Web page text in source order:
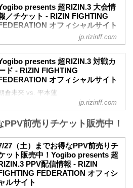
presents 超RIZIN.3 大会情
／チケット - RIZIN FIGHTING
オフィシャルサイト
未来vs平本蓮
youtu.be
presents 超RIZIN.3 大会概要
2024年7月28日（日）12:00開場／14:00開
〜20:00頃
定時間が前後することがありますので
了承ください。
会場
さいたまスーパーアリーナ
京浜東北線・JR上野東京ライン（宇都
jp.rizinff.com
presents 超RIZIN.3 対戦カ
ド - RIZIN FIGHTING
FEDERATION オフィシャルサイト
倉未来 vs. 平本蓮
RIZIN MMAルール：5分3R（66.0kg）
倉未来 vs. 平本蓮
久保博正 vs. 神龍誠
扇久保博正 vs. 神龍誠
藤裕 vs. 久保優太
MMAルール：5分3R（66.0kg）
藤裕 vs. 久保優太
所英男 vs. ヒロヤ
jp.rizinff.com
前売りチケット販売中！
27（土）までお得なPPV前売りチ
ット販売中！Yogibo presents 超
RIZIN.3 PPV配信情報 - RIZIN
FIGHTING FEDERATION オフィシ
ルサイト